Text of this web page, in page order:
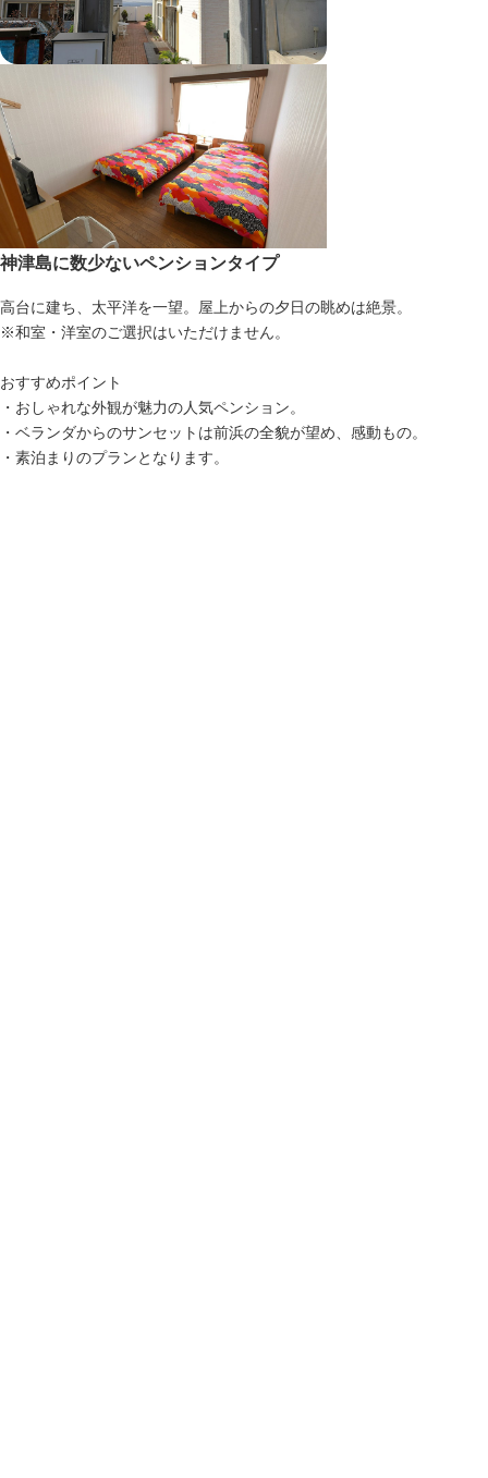
神津島に数少ないペンションタイプ
高台に建ち、太平洋を一望。屋上からの夕日の眺めは絶景。
※和室・洋室のご選択はいただけません。
おすすめポイント
・おしゃれな外観が魅力の人気ペンション。
・ベランダからのサンセットは前浜の全貌が望め、感動もの。
・素泊まりのプランとなります。